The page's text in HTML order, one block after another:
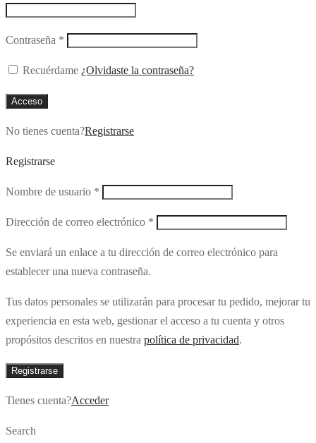
Contraseña *
Recuérdame ¿Olvidaste la contraseña?
Acceso
No tienes cuenta?Registrarse
Registrarse
Nombre de usuario *
Dirección de correo electrónico *
Se enviará un enlace a tu dirección de correo electrónico para
establecer una nueva contraseña.
Tus datos personales se utilizarán para procesar tu pedido, mejorar tu
experiencia en esta web, gestionar el acceso a tu cuenta y otros
propósitos descritos en nuestra política de privacidad.
Registrarse
Tienes cuenta?Acceder
Search